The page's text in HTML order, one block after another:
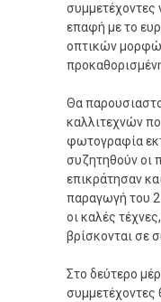
συμμετέχοντες
επαφή με το
οπτικών
Θα
καλλιτεχνών
φωτογραφία
συζητηθούν οι
επικράτησαν
παραγωγή του
οι καλές
βρίσκονται σε
Στο δεύτερο
συμμετέχοντες